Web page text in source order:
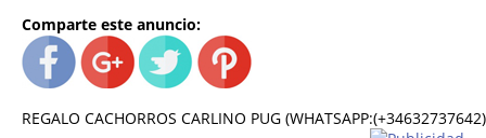
Comparte este anuncio:
REGALO CACHORROS CARLINO PUG